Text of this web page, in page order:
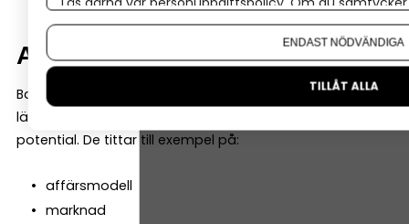
Affärsidén väger tungt
Banker tittar ofta mycket på historiska siffror. Almi
lägger däremot ofta lika stor vikt vid företagets
potential. De tittar till exempel på:
affärsmodell
marknad
Om du vill ändra ditt val i efterhand hittar du den
ENDAST NÖDVÄNDIGA
TILLÅT ALLA